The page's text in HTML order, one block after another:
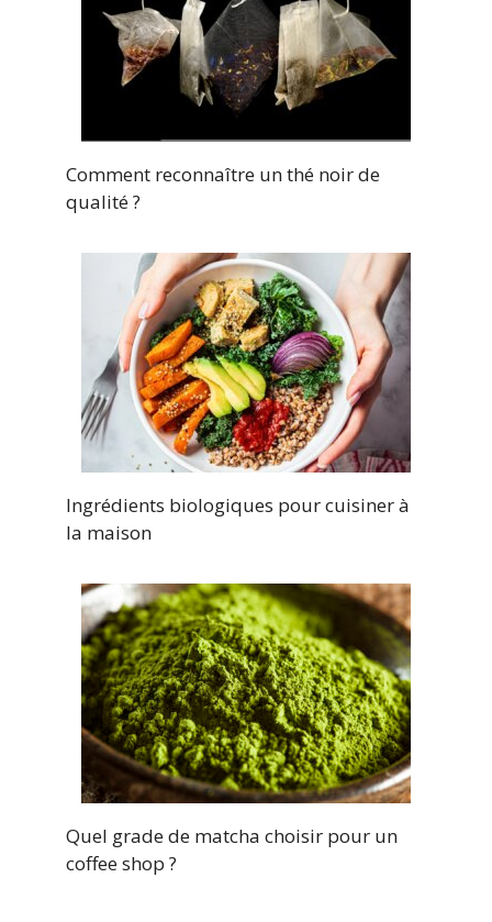
Comment reconnaître un thé noir de
qualité ?
Ingrédients biologiques pour cuisiner à
la maison
Quel grade de matcha choisir pour un
coffee shop ?